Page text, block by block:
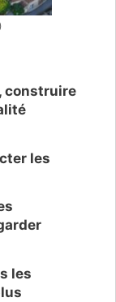
construire
les
les